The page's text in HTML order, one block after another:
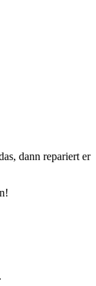
dann repariert er